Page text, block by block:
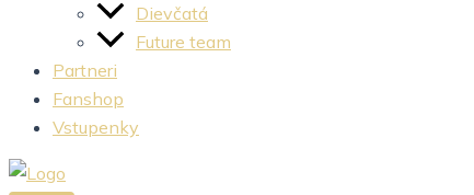
Dievčatá
Future team
Partneri
Fanshop
Vstupenky